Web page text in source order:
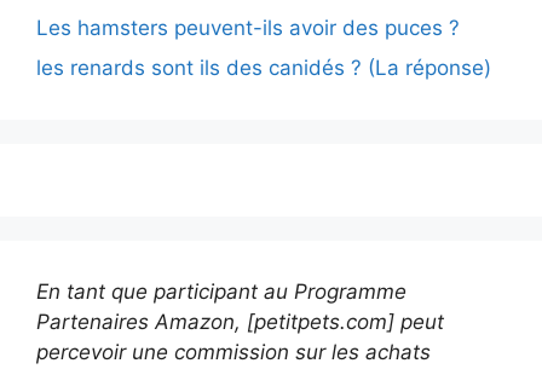
Les hamsters peuvent-ils avoir des puces ?
les renards sont ils des canidés ? (La réponse)
En tant que participant au Programme
Partenaires Amazon, [petitpets.com] peut
percevoir une commission sur les achats